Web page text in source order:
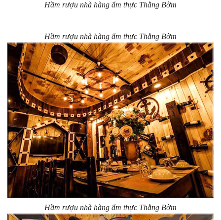
Hầm rượu nhà hàng ẩm thực Thằng Bờm
Hầm rượu nhà hàng ẩm thực Thằng Bờm
Hầm rượu nhà hàng ẩm thực Thằng Bờm